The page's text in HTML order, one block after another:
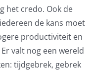
het credo. Ook de
de kans moet
productiviteit en
Er valt nog een wereld
tijdgebrek, gebrek